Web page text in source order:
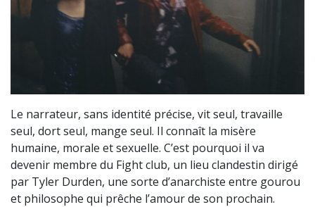
Le narrateur, sans identité précise, vit seul, travaille
seul, dort seul, mange seul. Il connaît la misère
humaine, morale et sexuelle. C’est pourquoi il va
devenir membre du Fight club, un lieu clandestin dirigé
par Tyler Durden, une sorte d’anarchiste entre gourou
et philosophe qui prêche l’amour de son prochain.